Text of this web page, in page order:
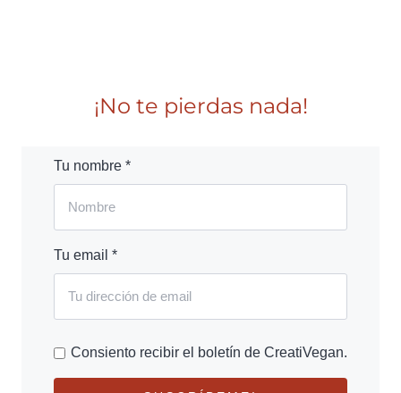
¡No te pierdas nada!
Tu nombre *
Tu email *
Consiento recibir el boletín de CreatiVegan.